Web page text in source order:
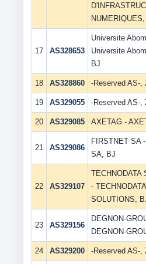
17 AS328653
Universite
Universite
BJ
18 AS328860 -Reserved AS-,
19 AS329055 -Reserved AS-,
20 AS329085 AXETAG -
21 AS329086
FIRSTNET SA
SA, BJ
22 AS329107
TECHNODATA
- TECHNODATA
SOLUTIONS,
23 AS329156
DEGNON-
DEGNON-
24 AS329200 -Reserved AS-,